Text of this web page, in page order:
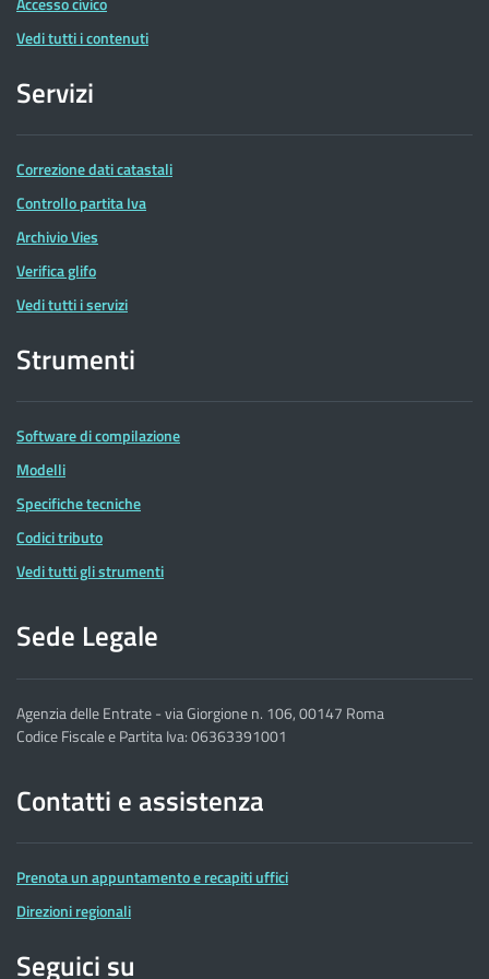
Vedi tutti i contenuti
Servizi
Correzione dati catastali
Controllo partita Iva
Archivio Vies
Verifica glifo
Vedi tutti i servizi
Strumenti
Software di compilazione
Modelli
Specifiche tecniche
Codici tributo
Vedi tutti gli strumenti
Sede Legale
Agenzia delle Entrate - via Giorgione n. 106, 00147 Roma
Codice Fiscale e Partita Iva: 06363391001
Contatti e assistenza
Prenota un appuntamento e recapiti uffici
Direzioni regionali
Seguici su